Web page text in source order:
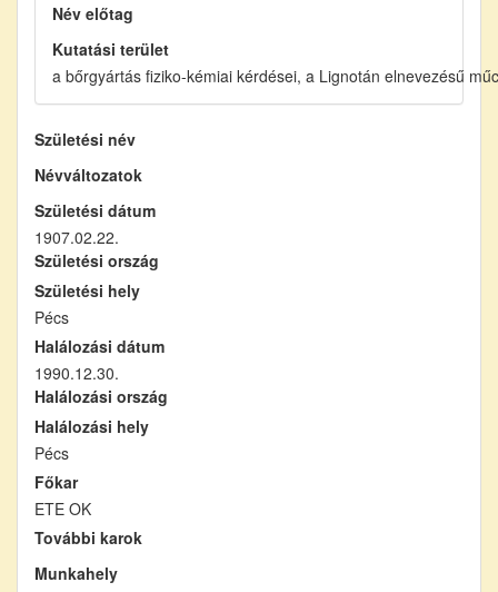
Név előtag
Kutatási terület
a bőrgyártás fiziko-kémiai kérdései, a Lignotán elnevezésű
Születési név
Névváltozatok
Születési dátum
1907.02.22.
Születési ország
Születési hely
Pécs
Halálozási dátum
1990.12.30.
Halálozási ország
Halálozási hely
Pécs
Főkar
ETE OK
További karok
Munkahely